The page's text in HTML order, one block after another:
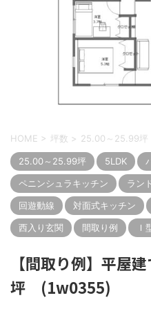
HOME > 坪数 > 25.00～25.99坪
25.00～25.99坪 5LDK
ペニンシュラキッチン
ラン
回遊動線
対面式キッチン
西入り玄関
間取り例 Ｉ
【間取り例】平
坪 (1w0355)